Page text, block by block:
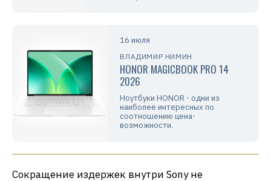
16 июля
ВЛАДИМИР НИМИН
HONOR MAGICBOOK PRO 14
2026
Ноутбуки HONOR - одни из
наиболее интересных по
соотношению цена-
возможности.
Сокращение издержек внутри Sony не